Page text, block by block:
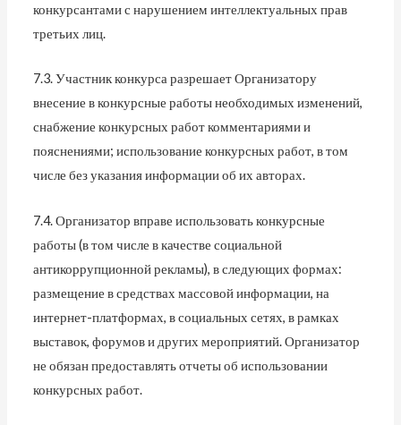
конкурсантами с нарушением интеллектуальных прав
третьих лиц.
7.3. Участник конкурса разрешает Организатору
внесение в конкурсные работы необходимых изменений,
снабжение конкурсных работ комментариями и
пояснениями; использование конкурсных работ, в том
числе без указания информации об их авторах.
7.4. Организатор вправе использовать конкурсные
работы (в том числе в качестве социальной
антикоррупционной рекламы), в следующих формах:
размещение в средствах массовой информации, на
интернет-платформах, в социальных сетях, в рамках
выставок, форумов и других мероприятий. Организатор
не обязан предоставлять отчеты об использовании
конкурсных работ.